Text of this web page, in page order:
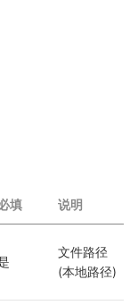
填 说明
文件路径
(本地路径)